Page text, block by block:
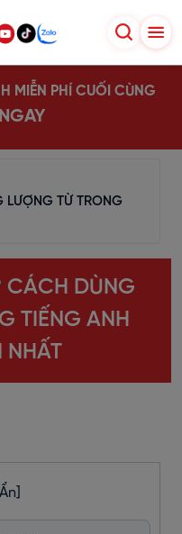
MIỄN PHÍ CUỐI CÙNG
LƯỢNG TỪ TRONG
CÁCH DÙNG
TIẾNG ANH
NHẤT
[Ẩn]